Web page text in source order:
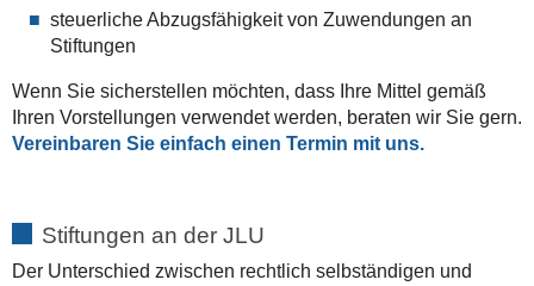
steuerliche Abzugsfähigkeit von Zuwendungen an
Stiftungen
Wenn Sie sicherstellen möchten, dass Ihre Mittel gemäß
Ihren Vorstellungen verwendet werden, beraten wir Sie gern.
Vereinbaren Sie einfach einen Termin mit uns.
Stiftungen an der JLU
Der Unterschied zwischen rechtlich selbständigen und